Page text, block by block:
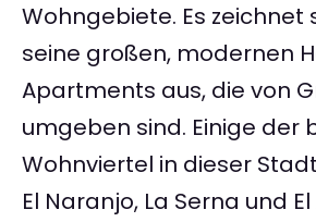
Wohngebiete. Es zeichnet
seine großen, modernen
Apartments aus, die von
umgeben sind. Einige der
Wohnviertel in dieser
El Naranjo, La Serna und